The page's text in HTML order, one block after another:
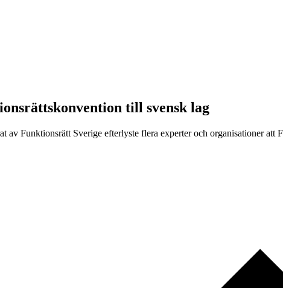
till svensk lag
av Funktionsrätt Sverige efterlyste flera experter och organisationer